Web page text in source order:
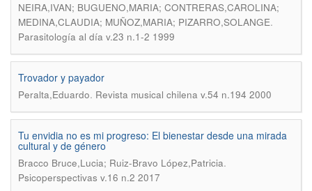
NEIRA,IVAN; BUGUENO,MARIA; CONTRERAS,CAROLINA;
MEDINA,CLAUDIA; MUÑOZ,MARIA; PIZARRO,SOLANGE.
Parasitología al día v.23 n.1-2 1999
Trovador y payador
Peralta,Eduardo. Revista musical chilena v.54 n.194 2000
Tu envidia no es mi progreso: El bienestar desde una mirada
cultural y de género
Bracco Bruce,Lucia; Ruiz-Bravo López,Patricia.
Psicoperspectivas v.16 n.2 2017